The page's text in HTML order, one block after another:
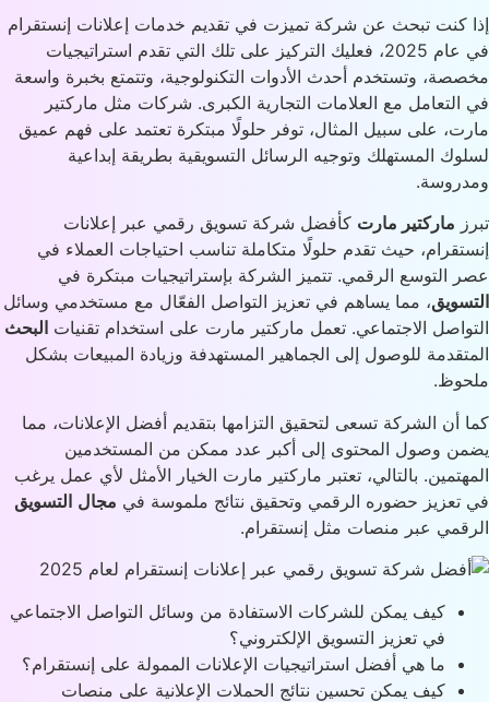
كنت تبحث عن شركة تميزت في تقديم خدمات إعلانات إنستقرام
في عام 2025، فعليك التركيز على تلك التي تقدم استراتيجيات
وتستخدم أحدث الأدوات التكنولوجية، وتتمتع بخبرة واسعة
مع العلامات التجارية الكبرى. شركات مثل ماركتير
على سبيل المثال، توفر حلولًا مبتكرة تعتمد على فهم عميق
المستهلك وتوجيه الرسائل التسويقية بطريقة إبداعية
ماركتير مارت كأفضل شركة تسويق رقمي عبر إعلانات
حيث تقدم حلولًا متكاملة تناسب احتياجات العملاء في
التوسع الرقمي. تتميز الشركة بإستراتيجيات مبتكرة في
، مما يساهم في تعزيز التواصل الفعّال مع مستخدمي وسائل
الاجتماعي. تعمل ماركتير مارت على استخدام تقنياتالبحث
للوصول إلى الجماهير المستهدفة وزيادة المبيعات بشكل
أن الشركة تسعى لتحقيق التزامها بتقديم أفضل الإعلانات، مما
وصول المحتوى إلى أكبر عدد ممكن من المستخدمين
بالتالي، تعتبر ماركتير مارت الخيار الأمثل لأي عمل يرغب
حضوره الرقمي وتحقيق نتائج ملموسة فيمجال التسويق
عبر منصات مثل إنستقرام.
كيف يمكن للشركات الاستفادة من وسائل التواصل الاجتماعي
في تعزيز التسويق الإلكتروني؟
ما هي أفضل استراتيجيات الإعلانات الممولة على إنستقرام؟
كيف يمكن تحسين نتائج الحملات الإعلانية على منصات